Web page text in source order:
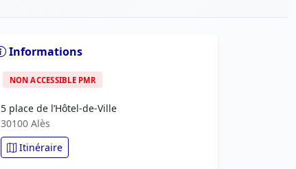
Informations
NON ACCESSIBLE PMR
5 place de l’Hôtel-de-Ville
30100 Alès
Itinéraire